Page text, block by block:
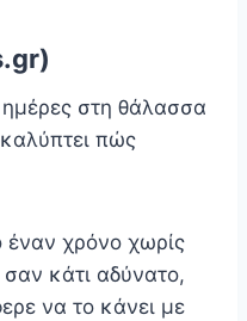
στη θάλασσα
πώς
χρόνο χωρίς
κάτι αδύνατο,
να το κάνει με